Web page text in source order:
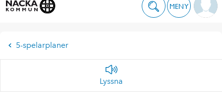
MENY
5-spelarplaner
Lyssna